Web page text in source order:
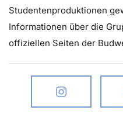
Studentenproduktionen
Informationen über die
offiziellen Seiten der